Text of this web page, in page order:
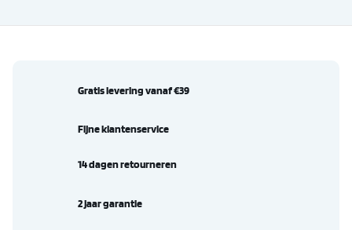
Gratis levering vanaf €39
Fijne klantenservice
14 dagen retourneren
2 jaar garantie